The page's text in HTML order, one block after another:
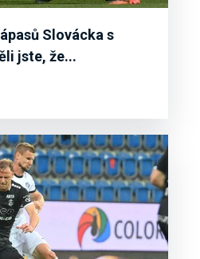
Slovácka s
jste, že...